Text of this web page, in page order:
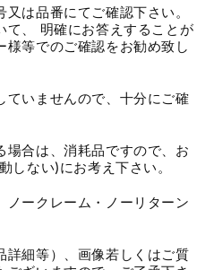
は品番にてご確認下さい。
て、 明確にお答えすることが
様等でのご確認をお勧め致し
ていませんので、十分にご確
場合は、消耗品ですので、お
しない)にお考え下さい。
ノークレーム・ノーリターン
詳細等）、画像若しくはご質